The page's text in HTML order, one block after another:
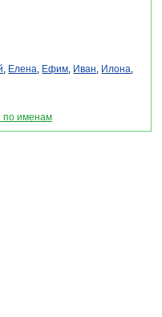
, Елена, Ефим, Иван, Илона,
по именам